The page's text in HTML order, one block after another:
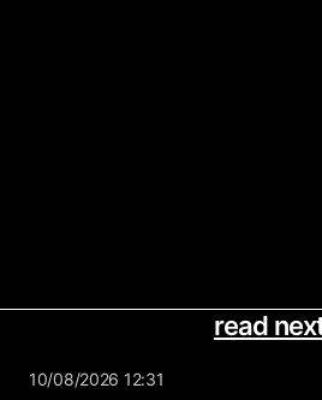
read
10/08/2026 12:31